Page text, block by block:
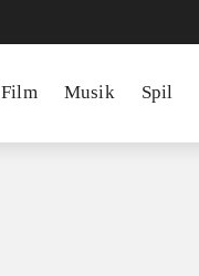
Film Musik Spil